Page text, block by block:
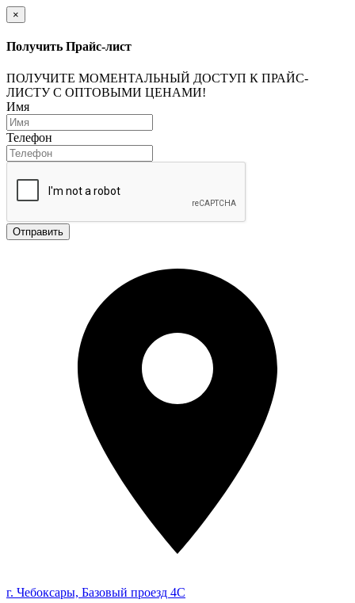
×
Получить Прайс-лист
ПОЛУЧИТЕ МОМЕНТАЛЬНЫЙ ДОСТУП К ПРАЙС-
ЛИСТУ С ОПТОВЫМИ ЦЕНАМИ!
Имя
Телефон
Отправить
г. Чебоксары, Базовый проезд 4С